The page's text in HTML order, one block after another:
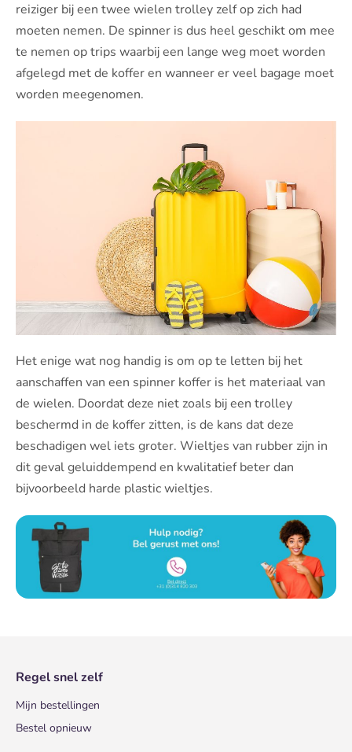
reiziger bij een twee wielen trolley zelf op zich had
moeten nemen. De spinner is dus heel geschikt om mee
te nemen op trips waarbij een lange weg moet worden
afgelegd met de koffer en wanneer er veel bagage moet
worden meegenomen.
Het enige wat nog handig is om op te letten bij het
aanschaffen van een spinner koffer is het materiaal van
de wielen. Doordat deze niet zoals bij een trolley
beschermd in de koffer zitten, is de kans dat deze
beschadigen wel iets groter. Wieltjes van rubber zijn in
dit geval geluiddempend en kwalitatief beter dan
bijvoorbeeld harde plastic wieltjes.
Regel snel zelf
Mijn bestellingen
Bestel opnieuw